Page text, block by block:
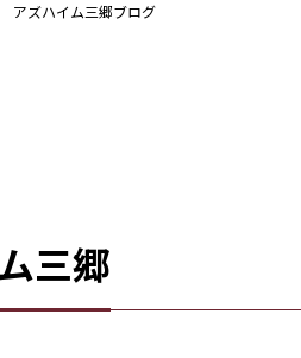
アズハイム三郷ブログ
三郷